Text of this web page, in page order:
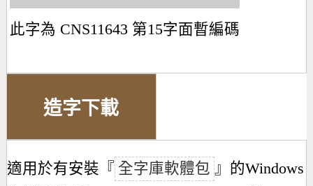
此字為 CNS11643 第15字面暫編碼
造字下載
適用於有安裝『 全字庫軟體包 』的Windows